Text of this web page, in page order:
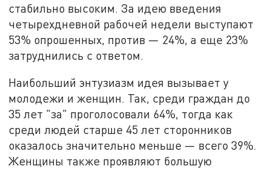
стабильно высоким. За идею введения
четырехдневной рабочей недели выступают
53% опрошенных, против — 24%, а еще 23%
затруднились с ответом.
Наибольший энтузиазм идея вызывает у
молодежи и женщин. Так, среди граждан до
35 лет "за" проголосовали 64%, тогда как
среди людей старше 45 лет сторонников
оказалось значительно меньше — всего 39%.
Женщины также проявляют большую